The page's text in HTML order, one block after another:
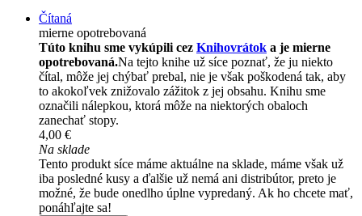
Čítaná
mierne opotrebovaná
Túto knihu sme vykúpili cez Knihovrátok a je mierne
opotrebovaná.Na tejto knihe už síce poznať, že ju niekto
čítal, môže jej chýbať prebal, nie je však poškodená tak, aby
to akokoľvek znižovalo zážitok z jej obsahu. Knihu sme
označili nálepkou, ktorá môže na niektorých obaloch
zanechať stopy.
4,00 €
Na sklade
Tento produkt síce máme aktuálne na sklade, máme však už
iba posledné kusy a ďalšie už nemá ani distribútor, preto je
možné, že bude onedlho úplne vypredaný. Ak ho chcete mať,
ponáhľajte sa!